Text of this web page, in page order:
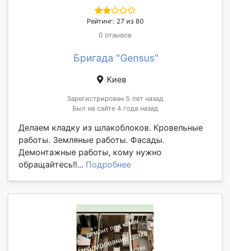
Рейтинг: 27 из 80
0 отзывов
Бригада "Gensus"
Киев
Зарегистрирован 5 лет назад
Был на сайте 4 года назад
Делаем кладку из шлакоблоков. Кровельные
работы. Земляные работы. Фасады.
Демонтажные работы, кому нужно
обращайтесь!!... Подробнее